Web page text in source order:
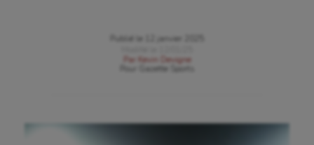
Publié le
12 janvier 2025
Par
Kevin Devigne
Gazette Sports